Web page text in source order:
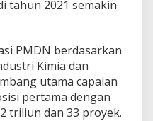
tahun 2021 semakin
PMDN berdasarkan
Kimia dan
utama capaian
pertama dengan
triliun dan 33 proyek.